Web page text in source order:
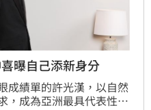
曝自己添新身分
成績單的許光漢，以自然
，成為亞洲最具代表性的